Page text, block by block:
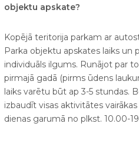
objektu apskate?
Kopējā teritorija parkam ar
Parka objektu apskates laiks un
individuāls ilgums. Runājot par
pirmajā gadā (pirms ūdens
laiks varētu būt ap 3-5 stundas.
izbaudīt visas aktivitātes
dienas garumā no plkst. 10.00-